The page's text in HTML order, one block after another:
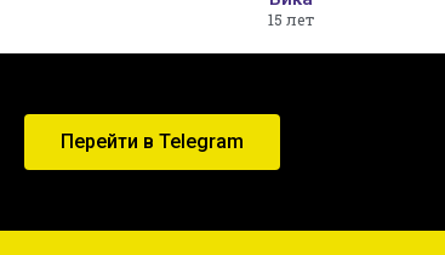
15 лет
Перейти в Telegram